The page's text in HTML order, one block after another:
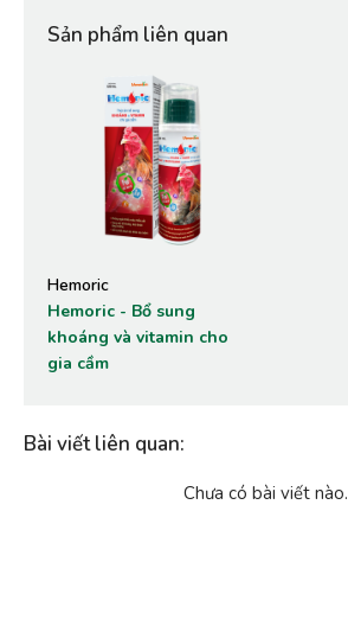
Sản phẩm liên quan
Hemoric
Hemoric - Bổ sung
khoáng và vitamin cho
gia cầm
Bài viết liên quan:
Chưa có bài viết nào.